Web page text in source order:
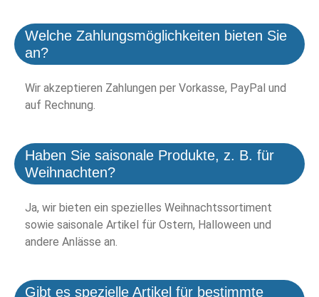
Welche Zahlungsmöglichkeiten bieten Sie
an?
Wir akzeptieren Zahlungen per Vorkasse, PayPal und
auf Rechnung.
Haben Sie saisonale Produkte, z. B. für
Weihnachten?
Ja, wir bieten ein spezielles Weihnachtssortiment
sowie saisonale Artikel für Ostern, Halloween und
andere Anlässe an.
Gibt es spezielle Artikel für bestimmte